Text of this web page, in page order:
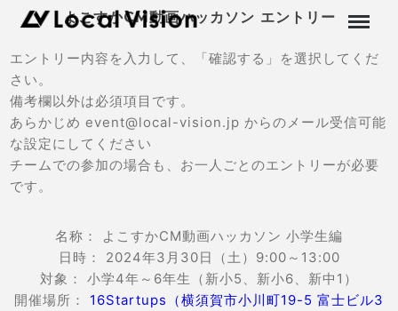
よこすかCM動画ハッカソン エントリー
エントリー内容を入力して、「確認する」を選択してくだ
さい。
備考欄以外は必須項目です。
あらかじめ event@local-vision.jp からのメール受信可能
な設定にしてください
チームでの参加の場合も、お一人ごとのエントリーが必要
です。
名称： よこすかCM動画ハッカソン 小学生編
日時： 2024年3月30日（土）9:00～13:00
対象： 小学4年～6年生（新小5、新小6、新中1）
開催場所： 16Startups（横須賀市小川町19-5 富士ビル3